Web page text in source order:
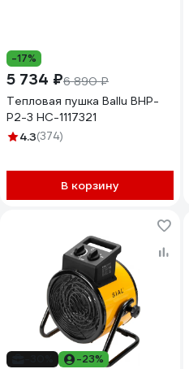
-17%
5 734 ₽6 890 ₽
Тепловая пушка Ballu BHP-
P2-3 НС-1117321
4.3(374)
В корзину
-23%